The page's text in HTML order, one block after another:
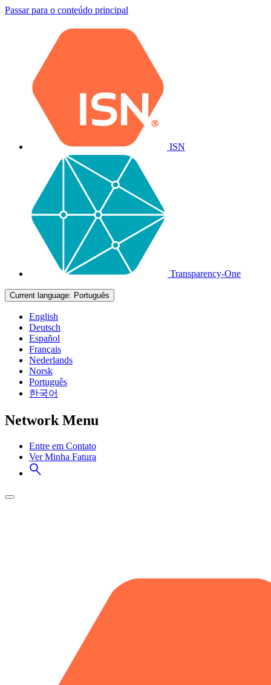
Passar para o conteúdo principal
ISN
Transparency-One
Current language: Português
English
Deutsch
Español
Français
Nederlands
Norsk
Português
한국어
Network Menu
Entre em Contato
Ver Minha Fatura